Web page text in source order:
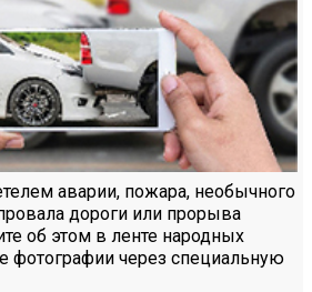
аварии, пожара, необычного
дороги или прорыва
об этом в ленте народных
фотографии через специальную